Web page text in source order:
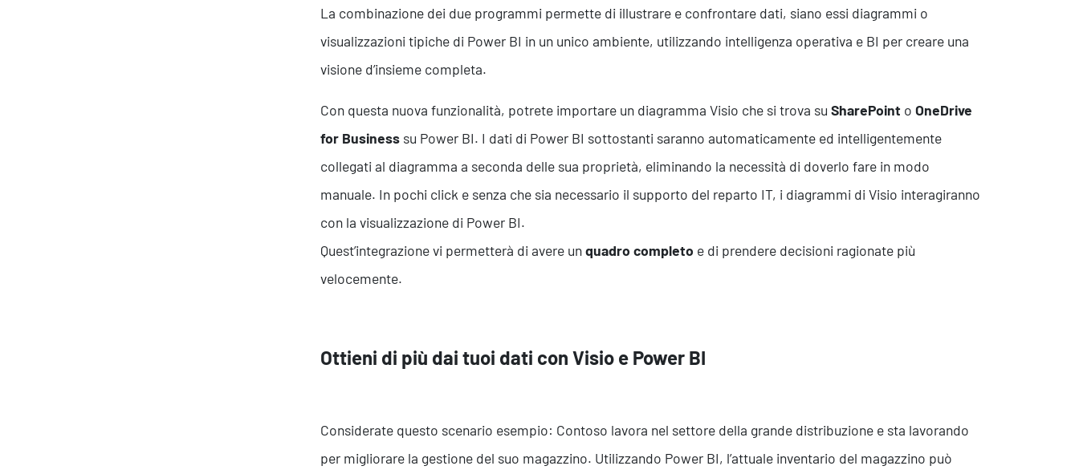
La combinazione dei due programmi permette di illustrare e confrontare dati, siano essi diagrammi o
visualizzazioni tipiche di Power BI in un unico ambiente, utilizzando intelligenza operativa e BI per creare una
visione d’insieme completa.
Con questa nuova funzionalità, potrete importare un diagramma Visio che si trova su SharePoint o OneDrive
for Business su Power BI. I dati di Power BI sottostanti saranno automaticamente ed intelligentemente
collegati al diagramma a seconda delle sua proprietà, eliminando la necessità di doverlo fare in modo
manuale. In pochi click e senza che sia necessario il supporto del reparto IT, i diagrammi di Visio interagiranno
con la visualizzazione di Power BI.
Quest’integrazione vi permetterà di avere unquadro completo e di prendere decisioni ragionate più
velocemente.
Ottieni di più dai tuoi dati con Visio e Power BI
Considerate questo scenario esempio: Contoso lavora nel settore della grande distribuzione e sta lavorando
per migliorare la gestione del suo magazzino. Utilizzando Power BI, l’attuale inventario del magazzino può